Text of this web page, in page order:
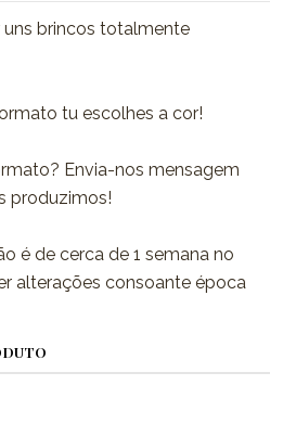
uns brincos totalmente
tu escolhes a cor!
Envia-nos mensagem
produzimos!
é de cerca de 1 semana no
alterações consoante época